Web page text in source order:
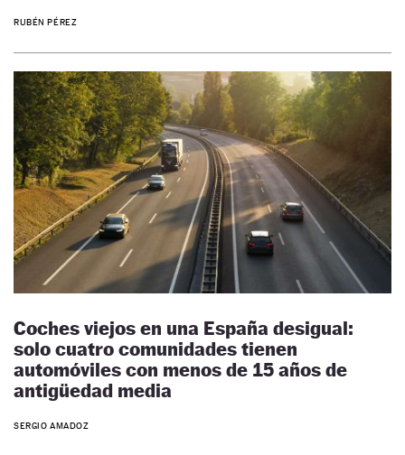
RUBÉN PÉREZ
Coches viejos en una España desigual:
solo cuatro comunidades tienen
automóviles con menos de 15 años de
antigüedad media
SERGIO AMADOZ